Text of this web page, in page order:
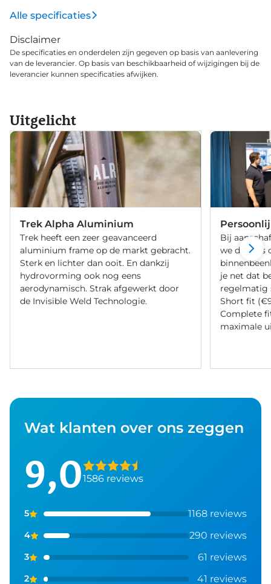
Alle specificaties
Disclaimer
De specificaties en onderdelen zijn gegeven op basis van aanlevering
van de leverancier. Op basis van beschikbaarheid of wijzigingen bij de
leverancier kunnen specificaties afwijken.
Uitgelicht
Trek Alpha Aluminium
Trek heeft een zeer geavanceerd
aluminium frame op de markt gebracht.
Sterk en lichter dan ooit. En dankzij
hydrovorming ook nog eens
aerodynamisch. Strak afgewerkt door
de Invisible Weld Technologie.
Bij
we de fiets
je net dat
regelmatig
Short fit
Complete
maximale
Wat klanten over ons zeggen
9,01586 reviews
5 1168 reviews
4 290 reviews
3 61 reviews
2 41 reviews